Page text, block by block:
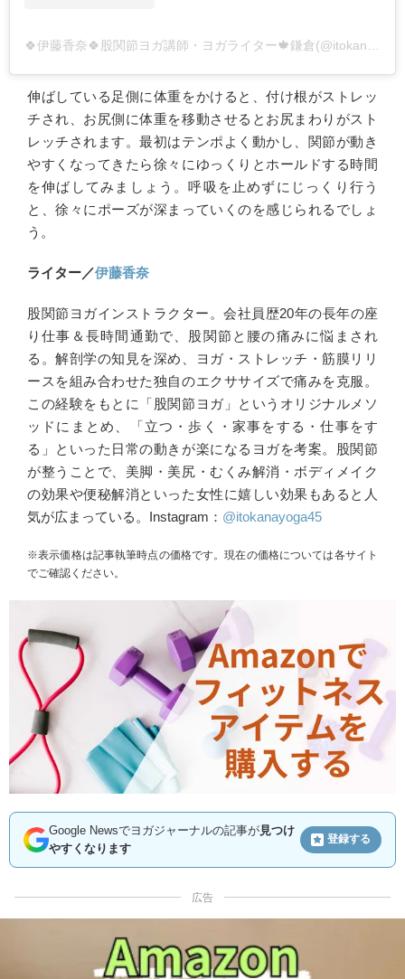
伸ばしている足側に体重をかけると、付け根がストレッ
チされ、お尻側に体重を移動させるとお尻まわりがスト
レッチされます。最初はテンポよく動かし、関節が動き
やすくなってきたら徐々にゆっくりとホールドする時間
を伸ばしてみましょう。呼吸を止めずにじっくり行う
と、徐々にポーズが深まっていくのを感じられるでしょ
う。
ライター／伊藤香奈
股関節ヨガインストラクター。会社員歴20年の長年の座
り仕事＆長時間通勤で、股関節と腰の痛みに悩まされ
る。解剖学の知見を深め、ヨガ・ストレッチ・筋膜リリ
ースを組み合わせた独自のエクササイズで痛みを克服。
この経験をもとに「股関節ヨガ」というオリジナルメソ
ッドにまとめ、「立つ・歩く・家事をする・仕事をす
る」といった日常の動きが楽になるヨガを考案。股関節
が整うことで、美脚・美尻・むくみ解消・ボディメイク
の効果や便秘解消といった女性に嬉しい効果もあると人
気が広まっている。Instagram： @itokanayoga45
※表示価格は記事執筆時点の価格です。現在の価格については各サイト
でご確認ください。
Google Newsでヨガジャーナルの記事が見つけ
やすくなります
登録する
広告